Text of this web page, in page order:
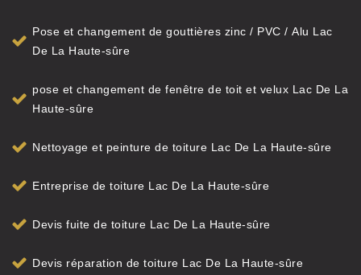
Pose et changement de gouttières zinc / PVC / Alu Lac
De La Haute-sûre
pose et changement de fenêtre de toit et velux Lac De La
Haute-sûre
Nettoyage et peinture de toiture Lac De La Haute-sûre
Entreprise de toiture Lac De La Haute-sûre
Devis fuite de toiture Lac De La Haute-sûre
Devis réparation de toiture Lac De La Haute-sûre